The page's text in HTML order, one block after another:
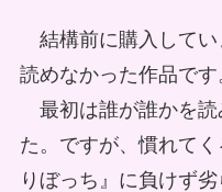
結構前に購入してい
読めなかった作品です
最初は誰が誰かを読
た。ですが、慣れて
りぼっち』に負けず